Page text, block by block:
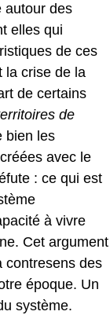
autour des
elles qui
de ces
la crise de la
de certains
de
bien les
avec le
: ce qui est
à vivre
Cet argument
contresens des
époque. Un
système.